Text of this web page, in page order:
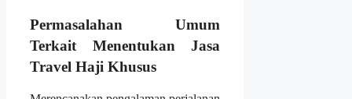
Permasalahan Umum
Terkait Menentukan Jasa
Travel Haji Khusus